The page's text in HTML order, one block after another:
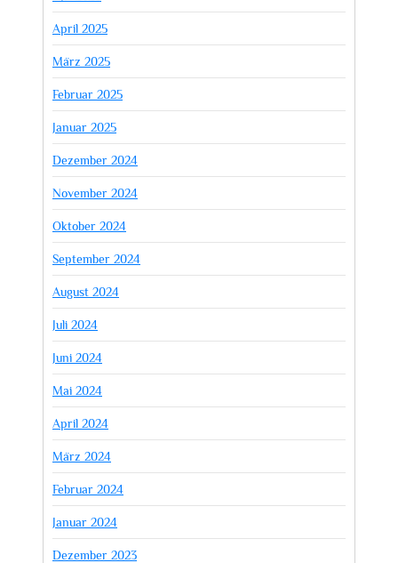
April 2025
März 2025
Februar 2025
Januar 2025
Dezember 2024
November 2024
Oktober 2024
September 2024
August 2024
Juli 2024
Juni 2024
Mai 2024
April 2024
März 2024
Februar 2024
Januar 2024
Dezember 2023